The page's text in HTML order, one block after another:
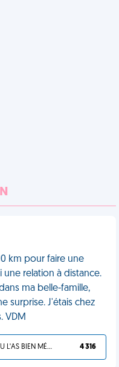
km pour faire une
une relation à distance.
ma belle-famille,
surprise. J'étais chez
VDM
TU L'AS BIEN MÉRITÉ 4 316